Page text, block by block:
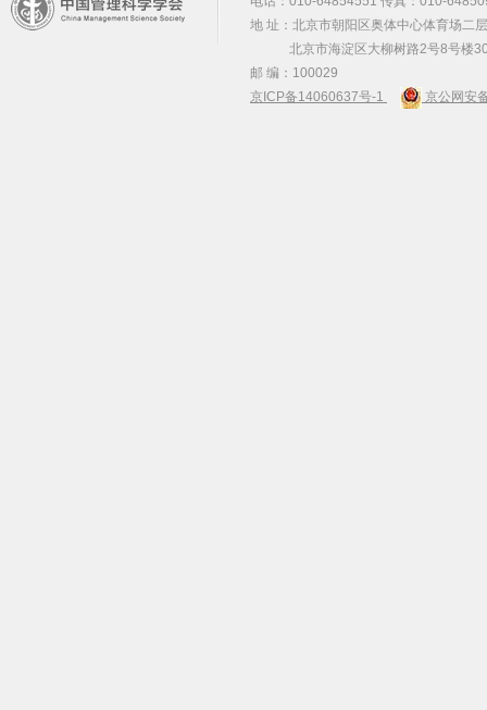
地 址：北京市朝阳区奥体中心体育场二
北京市海淀区大柳树路2号8号楼
邮 编：100029
京ICP备14060637号-1
京公网安